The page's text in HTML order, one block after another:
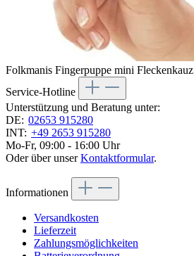
Folkmanis Fingerpuppe mini Fleckenkauz
Service-Hotline
Unterstützung und Beratung unter:
DE: 02653 915280
INT: +49 2653 915280
Mo-Fr, 09:00 - 16:00 Uhr
Oder über unserKontaktformular.
Informationen
Versandkosten
Lieferzeit
Zahlungsmöglichkeiten